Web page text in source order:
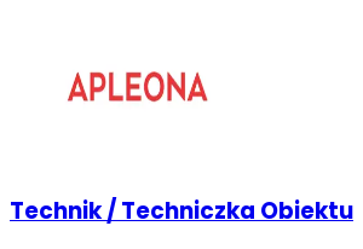
Technik / Techniczka Obiektu